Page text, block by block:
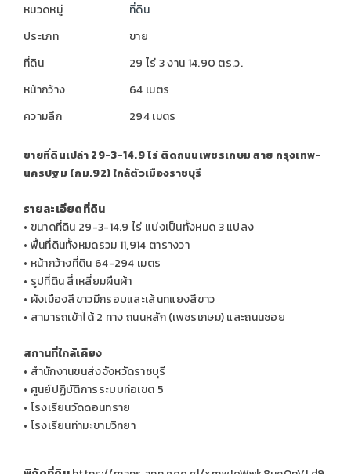
หมวดหมู่
ที่ดิน
ประเภท
ขาย
ที่ดิน
29 ไร่ 3 งาน 14.90 ตร.ว.
หน้ากว้าง
64 เมตร
ความลึก
294 เมตร
ขายที่ดินเปล่า 29-3-14.9 ไร่ ติดถนนเพชรเกษม สาย กรุงเทพ-
นครปฐม (กม.92) ใกล้ตัวเมืองราชบุรี
รายละเอียดที่ดิน
• ขนาดที่ดิน 29-3-14.9 ไร่ แบ่งเป็นทั้งหมด 3 แปลง
• พื้นที่ดินทั้งหมดรวม 11,914 ตารางวา
• หน้ากว้างที่ดิน 64-294 เมตร
• รูปที่ดิน สี่เหลี่ยมผืนผ้า
• ผังเมืองสีขาวมีกรอบและเส้นทแยงสีขาว
• สามารถเข้าได้ 2 ทาง ถนนหลัก (เพชรเกษม) และถนนซอย
สถานที่ใกล้เคียง
• สำนักงานขนส่งจังหวัดราชบุรี
• ศูนย์ปฏิบัติการระบบท่อเขต 5
• โรงเรียนวัดดอนทราย
• โรงเรียนท่ามะขามวิทยา